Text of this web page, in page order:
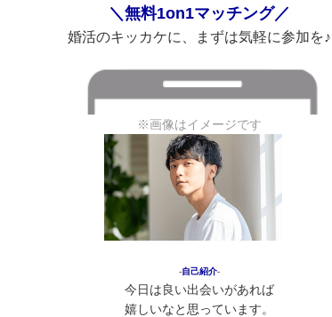
＼無料1on1マッチング／
婚活のキッカケに、まずは気軽に参加を♪
※画像はイメージです
‐自己紹介‐
今日は良い出会いがあれば
嬉しいなと思っています。